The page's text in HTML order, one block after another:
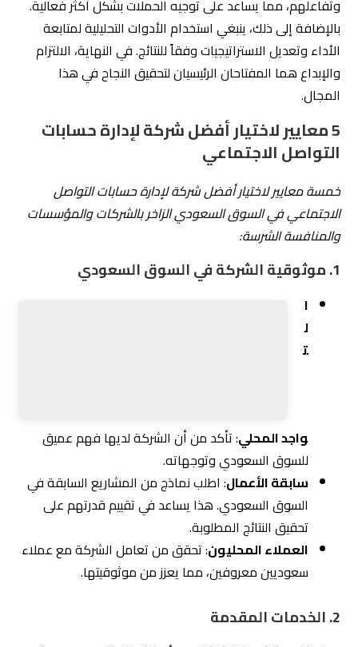
ا
ل
تواجد المحلي: تأكد من أن الشركة لديها فهم عميق
للسوق السعودي وتوجهاته.
سابقة الأعمال
السوق السعودي. هذا يساعد في تقييم قدرتهم على
تحقيق النتائج المطلوبة.
العملاء المحليون: تحقق من تعامل الشركة مع عملاء
سعوديين معروفين، مما يعزز من موثوقيتها.
2. الخدمات المقدمة
تنوع الخدمات: تحقق من أن الشركة تقدم مجموعة
واسعة من الخدمات، مثل إنشاء المحتوى، إدارة
الإعلانات، وتحليل البيانات.
تخصيص الاستراتيجيات
على تقديم استراتيجيات مخصصة تتناسب مع احتياجاتك
استخدام التكنولوجيا
أدوات التحليل: تأكد من أن الشركة تستخدم أحدث
أدوات التحليل لمتابعة الأداء وقياس النجاح.
التقنيات المتقدمة: يجب أن تكون الشركة مواكبة
لأحدث التقنيات في إدارة السوشيال ميديا.
التواصل والدعم
سهولة التواصل: يجب أن تكون الشركة متاحة للتواصل